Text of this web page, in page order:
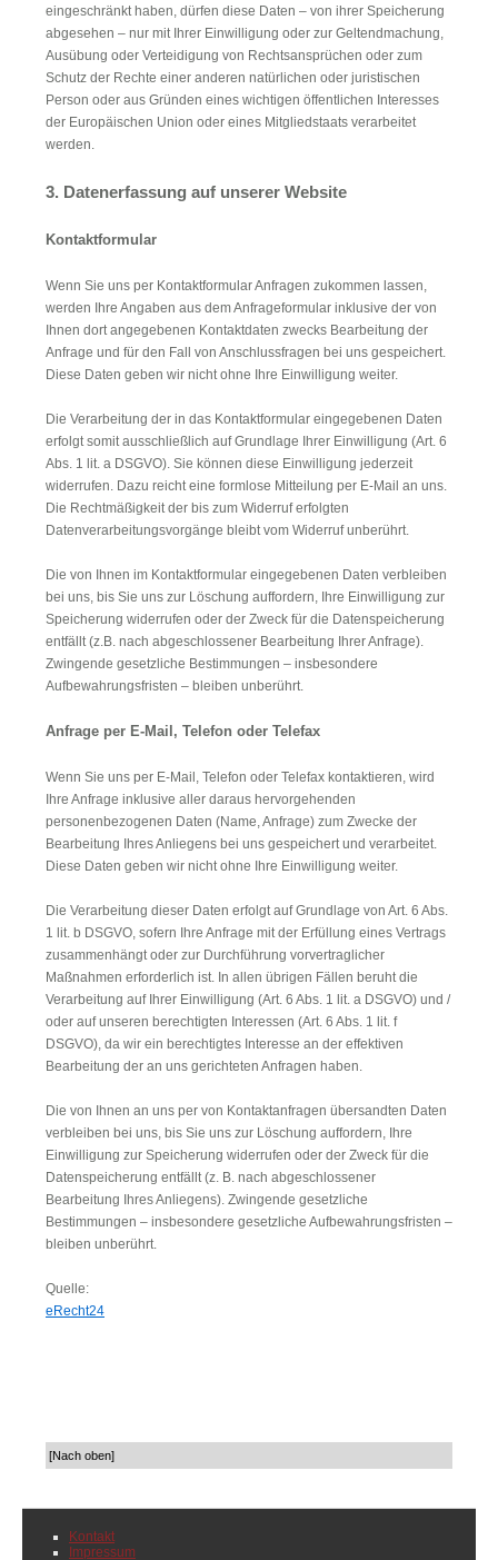
eingeschränkt haben, dürfen diese Daten – von ihrer Speicherung
abgesehen – nur mit Ihrer Einwilligung oder zur Geltendmachung,
Ausübung oder Verteidigung von Rechtsansprüchen oder zum
Schutz der Rechte einer anderen natürlichen oder juristischen
Person oder aus Gründen eines wichtigen öffentlichen Interesses
der Europäischen Union oder eines Mitgliedstaats verarbeitet
werden.
3. Datenerfassung auf unserer Website
Kontaktformular
Wenn Sie uns per Kontaktformular Anfragen zukommen lassen,
werden Ihre Angaben aus dem Anfrageformular inklusive der von
Ihnen dort angegebenen Kontaktdaten zwecks Bearbeitung der
Anfrage und für den Fall von Anschlussfragen bei uns gespeichert.
Diese Daten geben wir nicht ohne Ihre Einwilligung weiter.
Die Verarbeitung der in das Kontaktformular eingegebenen Daten
erfolgt somit ausschließlich auf Grundlage Ihrer Einwilligung (Art. 6
Abs. 1 lit. a DSGVO). Sie können diese Einwilligung jederzeit
widerrufen. Dazu reicht eine formlose Mitteilung per E-Mail an uns.
Die Rechtmäßigkeit der bis zum Widerruf erfolgten
Datenverarbeitungsvorgänge bleibt vom Widerruf unberührt.
Die von Ihnen im Kontaktformular eingegebenen Daten verbleiben
bei uns, bis Sie uns zur Löschung auffordern, Ihre Einwilligung zur
Speicherung widerrufen oder der Zweck für die Datenspeicherung
entfällt (z.B. nach abgeschlossener Bearbeitung Ihrer Anfrage).
Zwingende gesetzliche Bestimmungen – insbesondere
Aufbewahrungsfristen – bleiben unberührt.
Anfrage per E-Mail, Telefon oder Telefax
Wenn Sie uns per E-Mail, Telefon oder Telefax kontaktieren, wird
Ihre Anfrage inklusive aller daraus hervorgehenden
personenbezogenen Daten (Name, Anfrage) zum Zwecke der
Bearbeitung Ihres Anliegens bei uns gespeichert und verarbeitet.
Diese Daten geben wir nicht ohne Ihre Einwilligung weiter.
Die Verarbeitung dieser Daten erfolgt auf Grundlage von Art. 6 Abs.
1 lit. b DSGVO, sofern Ihre Anfrage mit der Erfüllung eines Vertrags
zusammenhängt oder zur Durchführung vorvertraglicher
Maßnahmen erforderlich ist. In allen übrigen Fällen beruht die
Verarbeitung auf Ihrer Einwilligung (Art. 6 Abs. 1 lit. a DSGVO) und /
oder auf unseren berechtigten Interessen (Art. 6 Abs. 1 lit. f
DSGVO), da wir ein berechtigtes Interesse an der effektiven
Bearbeitung der an uns gerichteten Anfragen haben.
Die von Ihnen an uns per von Kontaktanfragen übersandten Daten
verbleiben bei uns, bis Sie uns zur Löschung auffordern, Ihre
Einwilligung zur Speicherung widerrufen oder der Zweck für die
Datenspeicherung entfällt (z. B. nach abgeschlossener
Bearbeitung Ihres Anliegens). Zwingende gesetzliche
Bestimmungen – insbesondere gesetzliche Aufbewahrungsfristen –
bleiben unberührt.
Quelle:
eRecht24
[Nach oben]
Navigation
überspringen
Kontakt
Impressum